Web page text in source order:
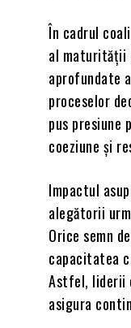
În cadrul
al maturității
aprofundate
proceselor
pus presiune
coeziune și
Impactul
alegătorii
Orice semn
capacitatea
Astfel, liderii
asigura